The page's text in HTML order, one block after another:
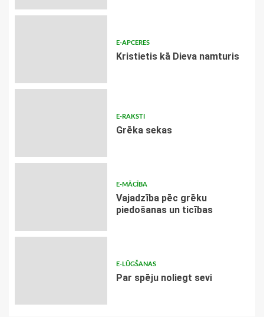
E-APCERES
Kristietis kā Dieva namturis
E-RAKSTI
Grēka sekas
E-MĀCĪBA
Vajadzība pēc grēku
piedošanas un ticības
E-LŪGŠANAS
Par spēju noliegt sevi